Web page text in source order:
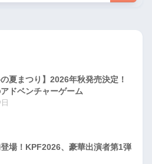
夏まつり】2026年秋発売決定！
ドベンチャーゲーム
場！KPF2026、豪華出演者第1弾